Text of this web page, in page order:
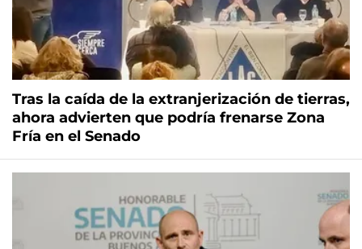
Tras la caída de la extranjerización de tierras,
ahora advierten que podría frenarse Zona
Fría en el Senado